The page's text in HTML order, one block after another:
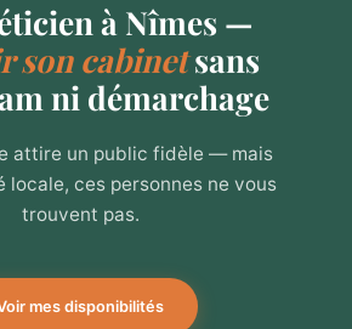
à Nîmes —
son cabinetsans
ni démarchage
attire un public fidèle — mais
locale, ces personnes ne vous
trouvent pas.
mes disponibilités